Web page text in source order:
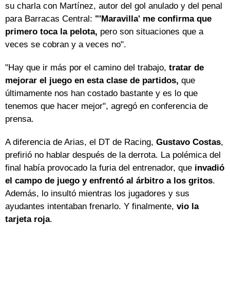
su charla con Martínez, autor del gol anulado y del penal
para Barracas Central: "'Maravilla' me confirma que
primero toca la pelota, pero son situaciones que a
veces se cobran y a veces no".
"Hay que ir más por el camino del trabajo, tratar de
mejorar el juego en esta clase de partidos, que
últimamente nos han costado bastante y es lo que
tenemos que hacer mejor", agregó en conferencia de
prensa.
A diferencia de Arias, el DT de Racing, Gustavo Costas,
prefirió no hablar después de la derrota. La polémica del
final había provocado la furia del entrenador, que invadió
el campo de juego y enfrentó al árbitro a los gritos.
Además, lo insultó mientras los jugadores y sus
ayudantes intentaban frenarlo. Y finalmente, vio la
tarjeta roja.